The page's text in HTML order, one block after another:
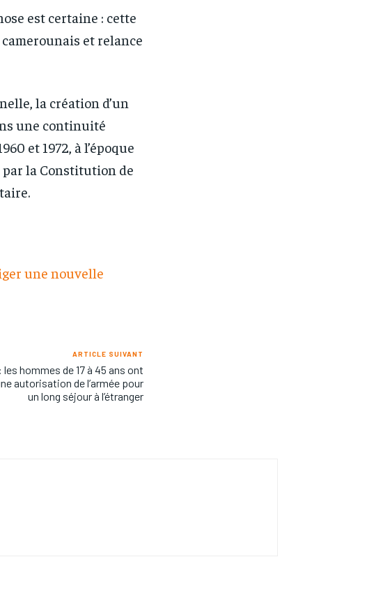
est certaine : cette
et relance
la création d’un
une continuité
et 1972, à l’époque
par la Constitution de
une nouvelle
ARTICLE SUIVANT
les hommes de 17 à 45 ans ont
autorisation de l’armée pour
un long séjour à l’étranger